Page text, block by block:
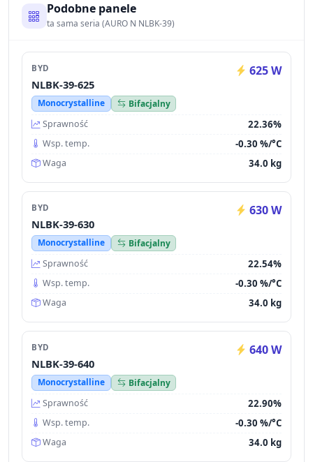
Podobne panele
ta sama seria (AURO N NLBK-39)
BYD 625 W
NLBK-39-625
Monocrystalline
Bifacjalny
Sprawność
22.36%
Wsp. temp. -0.30 %/°C
Waga 34.0 kg
BYD 630 W
NLBK-39-630
Monocrystalline
Bifacjalny
Sprawność
22.54%
Wsp. temp. -0.30 %/°C
Waga 34.0 kg
BYD 640 W
NLBK-39-640
Monocrystalline
Bifacjalny
Sprawność
22.90%
Wsp. temp. -0.30 %/°C
Waga 34.0 kg